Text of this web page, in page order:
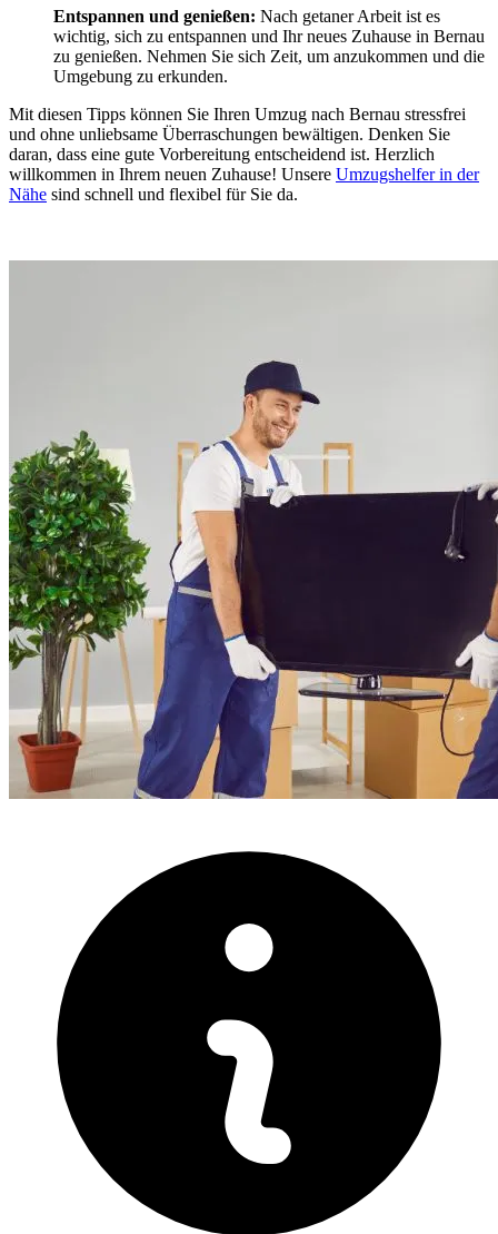
Entspannen und genießen: Nach getaner Arbeit ist es
wichtig, sich zu entspannen und Ihr neues Zuhause in Bernau
zu genießen. Nehmen Sie sich Zeit, um anzukommen und die
Umgebung zu erkunden.
Mit diesen Tipps können Sie Ihren Umzug nach Bernau stressfrei
und ohne unliebsame Überraschungen bewältigen. Denken Sie
daran, dass eine gute Vorbereitung entscheidend ist. Herzlich
willkommen in Ihrem neuen Zuhause! Unsere Umzugshelfer in der
Nähe sind schnell und flexibel für Sie da.